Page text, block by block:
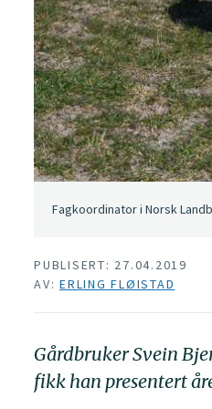
Fagkoordinator i Norsk
PUBLISERT: 27.04.2019
AV: ERLING FLØISTAD
Gårdbruker Svein
fikk han presentert